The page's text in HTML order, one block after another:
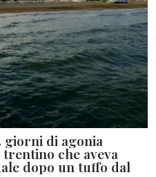
giorni di agonia
trentino che aveva
dopo un tuffo dal